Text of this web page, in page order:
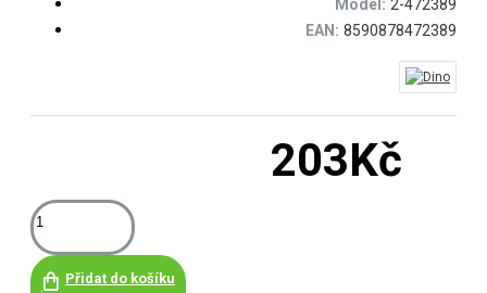
203Kč
Model: 2-472389
EAN: 8590878472389
Přidat do košíku